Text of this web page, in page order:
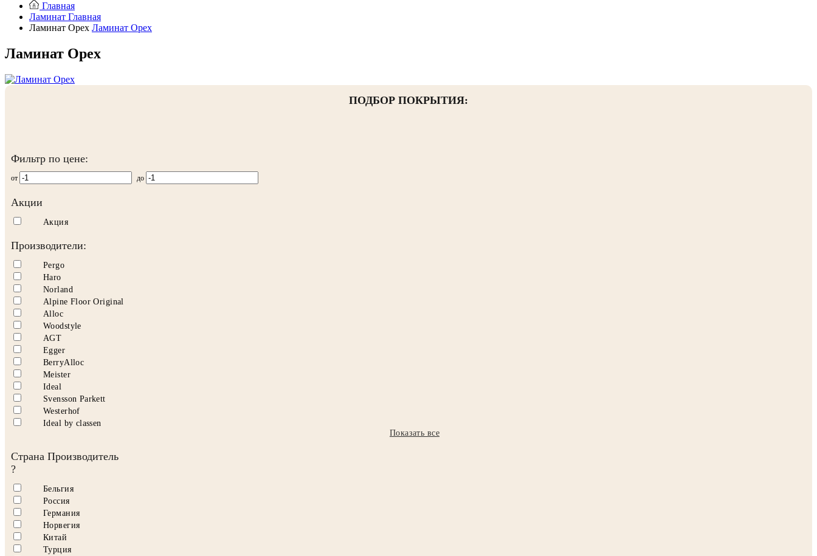
Главная
Ламинат Главная
Ламинат Орех Ламинат Орех
Ламинат Орех
ПОДБОР ПОКРЫТИЯ:
Фильтр по цене:
от до
Акции
Акция
Производители:
Pergo
Haro
Norland
Alpine Floor Original
Alloc
Woodstyle
AGT
Egger
BerryAlloc
Meister
Ideal
Svensson Parkett
Westerhof
Ideal by classen
Показать все
Страна Производитель
?
Бельгия
Россия
Германия
Норвегия
Китай
Турция